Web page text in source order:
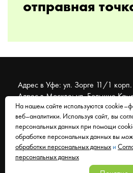
отправная
Адрес в Уфе: ул. Зорге 11/1
Адрес в Москве: ул. Большие
© 2007 - 2026 Муравейник.
сайты. Находимся в Уфе,
Согласие на обработку
Политика обработки
На нашем сайте используются
веб–аналитики. Используя сайт, вы
персональных данных при помощи
обработке персональных данных вы
обработки персональных данных и
персональных данных